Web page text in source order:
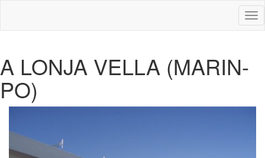
A LONJA VELLA (MARIN-
PO)